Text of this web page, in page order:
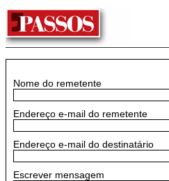
Nome do remetente
Endereço e-mail do remetente
Endereço e-mail do destinatário
Escrever mensagem